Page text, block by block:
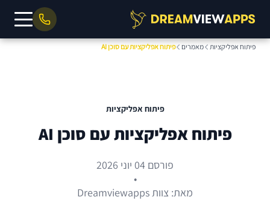
פיתוח אפליקציות מאמרים פיתוח אפליקציות עם סוכן AI
פיתוח אפליקציות
פיתוח אפליקציות עם סוכן AI
פורסם 04 יוני 2026
•
מאת: צוות Dreamviewapps